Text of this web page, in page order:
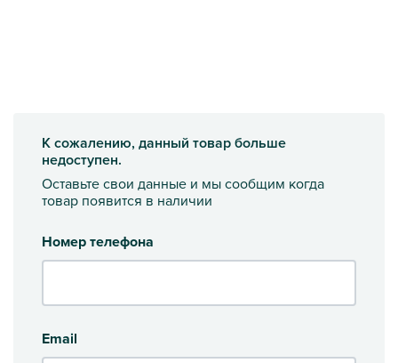
К сожалению, данный товар больше
недоступен.
Оставьте свои данные и мы сообщим когда
товар появится в наличии
Номер телефона
Email